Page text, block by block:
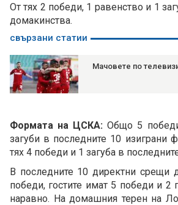
От тях 2 победи, 1 равенство и 1
домакинства.
свързани статии
Мачовете по
Формата на ЦСКА:Общо 5
загуби в последните 10 изиграни
тях 4 победи и 1 загуба в
В последните 10 директни срещи
победи, гостите имат 5 победи и 2
наравно. На домашния терен на